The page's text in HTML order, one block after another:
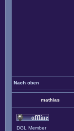
Nach oben
mathias
DGL Member